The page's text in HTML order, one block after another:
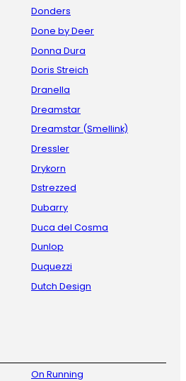
Donders
Done by Deer
Donna Dura
Doris Streich
Dranella
Dreamstar
Dreamstar (Smellink)
Dressler
Drykorn
Dstrezzed
Dubarry
Duca del Cosma
Dunlop
Duquezzi
Dutch Design
On Running